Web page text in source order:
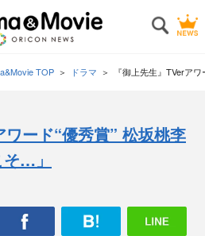
TOP ドラマ 『御上先生』TVerア
ワード“優秀賞” 松坂桃李
そ…」